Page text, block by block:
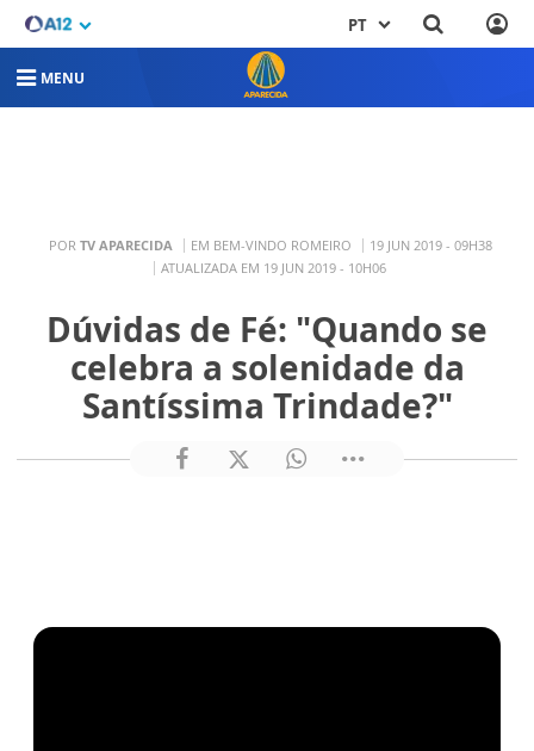
PT
MENU
POR TV APARECIDA EM BEM-VINDO ROMEIRO
19 JUN 2019 - 09H38
ATUALIZADA EM 19 JUN 2019 - 10H06
Dúvidas de Fé: "Quando se
celebra a solenidade da
Santíssima Trindade?"